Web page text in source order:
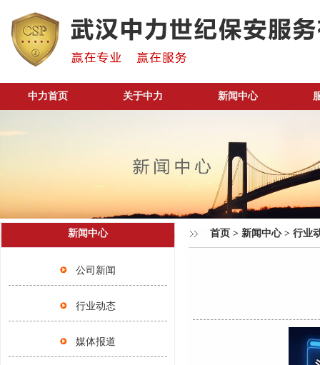
中力首页 关于中力 新闻中心
新闻中心
公司新闻
行业动态
媒体报道
首页 > 新闻中心> 行业